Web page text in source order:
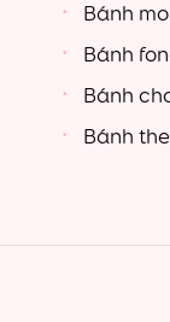
Bánh
Bánh
Bánh
Bánh